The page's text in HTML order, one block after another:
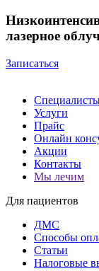
лазерное
Записаться
Услуги
Прайс
Онлайн
Акции
Контакты
Мы лечим
Для пациентов
ДМС
Способы
Статьи
Налоговые